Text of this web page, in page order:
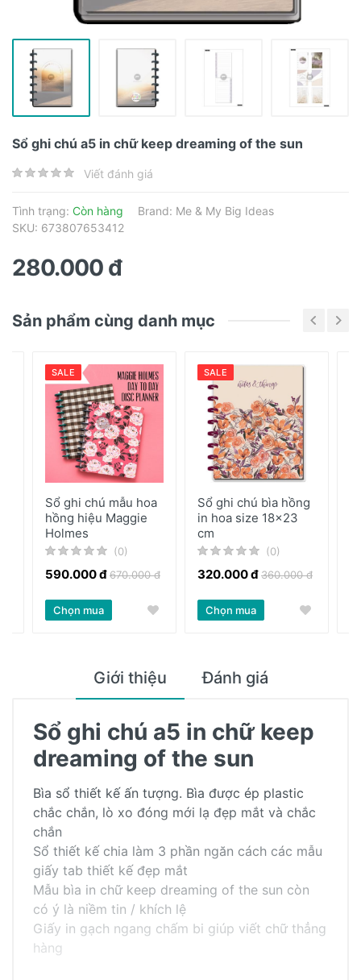
Sổ ghi chú a5 in chữ keep dreaming of the sun
Viết đánh giá
Tình trạng: Còn hàng Brand: Me & My Big Ideas
SKU: 673807653412
280.000 đ
Sản phẩm cùng danh mục
SALE
Sổ ghi chú mẫu hoa
hồng hiệu Maggie
Holmes
(0)
590.000 đ670.000 đ
Chọn mua
SALE
Sổ ghi chú bìa hồng
in hoa size 18x23
cm
(0)
320.000 đ360.000 đ
Chọn mua
Giới thiệu Đánh giá
Sổ ghi chú a5 in chữ keep
dreaming of the sun
Bìa sổ thiết kế ấn tượng. Bìa được ép plastic
chắc chắn, lò xo đóng mới lạ đẹp mắt và chắc
chắn
Sổ thiết kế chia làm 3 phần ngăn cách các mẫu
giấy tab thiết kế đẹp mắt
Mẫu bìa in chữ keep dreaming of the sun còn
có ý là niềm tin / khích lệ
Giấy in gạch ngang chấm bi giúp viết chữ thẳng
hàng